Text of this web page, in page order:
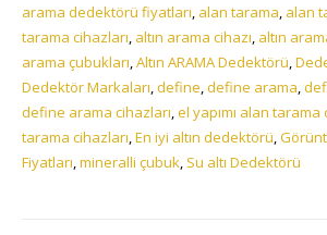
arama dedektörü fiyatları, alan tarama, alan
tarama cihazları, altın arama cihazı, altın
arama çubukları,Altın ARAMA Dedektörü,
Dedektör Markaları,define,define arama,
define arama cihazları,el yapımı alan tarama
tarama cihazları,En iyi altın dedektörü,
Fiyatları,mineralli çubuk, Su altı Dedektörü